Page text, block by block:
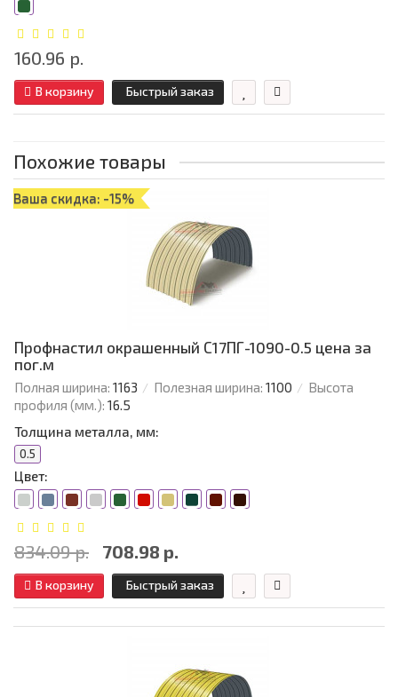
160.96 р.
В корзину Быстрый заказ
Похожие товары
Ваша скидка: -15%
Профнастил окрашенный С17ПГ-1090-0.5 цена за
пог.м
Полная ширина: 1163 Полезная ширина: 1100
Высота
профиля (мм.): 16.5
Толщина металла, мм:
0.5
Цвет:
834.09 р. 708.98 р.
В корзину Быстрый заказ